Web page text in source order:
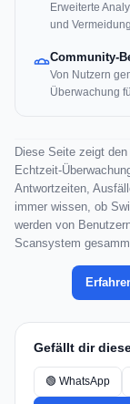
Erweiterte
und
Community-
Von Nutzern
Überwachung
Diese Seite zeigt
Echtzeit-
Antwortzeiten,
immer wissen, ob
werden von
Scansystem
Gefällt dir
🟢 WhatsApp